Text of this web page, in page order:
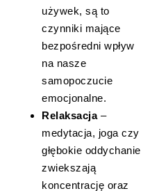
używek, są to
czynniki mające
bezpośredni wpływ
na nasze
samopoczucie
emocjonalne.
Relaksacja–
medytacja, joga czy
głębokie oddychanie
zwiekszają
koncentrację oraz